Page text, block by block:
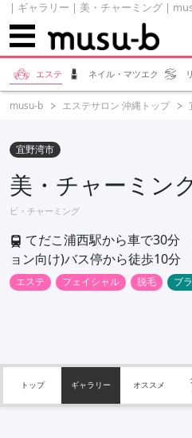
| ギャラリー | 美・チャーミング |
エステ ネイル・マツエク
musu-b エステサロン 沖縄トップ
宜野湾市
美・チャーミン
ビ・チャーミング
てだこ浦西駅から車で30分
ョン向け)バス停から徒歩10分
エステ フェイシャル 脱毛 ブ
トップ ギャラリー オススメ